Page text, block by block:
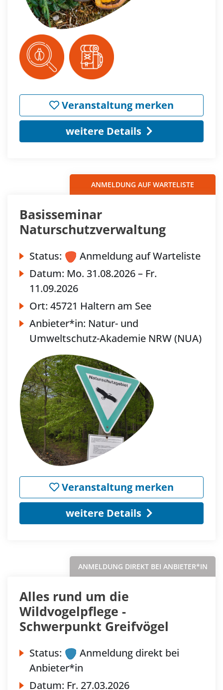
Veranstaltung merken
weitere Details
ANMELDUNG AUF WARTELISTE
Basisseminar
Naturschutzverwaltung
Status:
Anmeldung auf Warteliste
Datum: Mo. 31.08.2026 – Fr.
11.09.2026
Ort: 45721 Haltern am See
Anbieter*in: Natur- und
Umweltschutz-Akademie NRW (NUA)
Veranstaltung merken
weitere Details
ANMELDUNG DIREKT BEI ANBIETER*IN
Alles rund um die
Wildvogelpflege -
Schwerpunkt Greifvögel
Status:
Anmeldung direkt bei
Anbieter*in
Datum: Fr. 27.03.2026